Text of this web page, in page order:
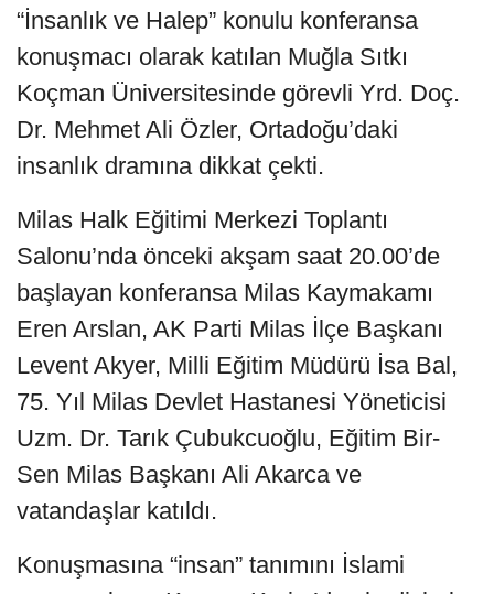
“İnsanlık ve Halep” konulu konferansa
konuşmacı olarak katılan Muğla Sıtkı
Koçman Üniversitesinde görevli Yrd. Doç.
Dr. Mehmet Ali Özler, Ortadoğu’daki
insanlık dramına dikkat çekti.
Milas Halk Eğitimi Merkezi Toplantı
Salonu’nda önceki akşam saat 20.00’de
başlayan konferansa Milas Kaymakamı
Eren Arslan, AK Parti Milas İlçe Başkanı
Levent Akyer, Milli Eğitim Müdürü İsa Bal,
75. Yıl Milas Devlet Hastanesi Yöneticisi
Uzm. Dr. Tarık Çubukcuoğlu, Eğitim Bir-
Sen Milas Başkanı Ali Akarca ve
vatandaşlar katıldı.
Konuşmasına “insan” tanımını İslami